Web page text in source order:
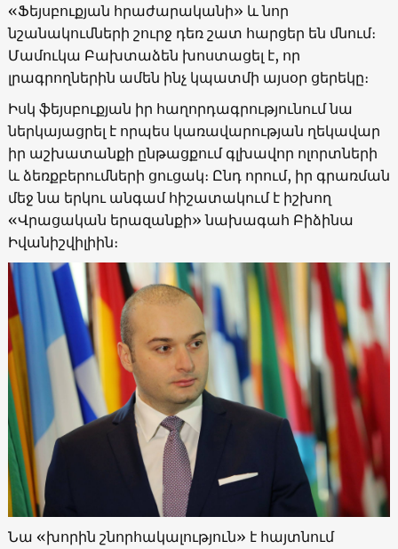
«Ֆեյսբուքյան հրաժարականի» և նոր
նշանակումների շուրջ դեռ շատ հարցեր են մնում։
Մամուկա Բախտաձեն խոստացել է, որ
լրագրողներին ամեն ինչ կպատմի այսօր ցերեկը։
Իսկ ֆեյսբուքյան իր հաղորդագրությունում նա
ներկայացրել է որպես կառավարության ղեկավար
իր աշխատանքի ընթացքում գլխավոր ոլորտների
և ձեռքբերումների ցուցակ։ Ընդ որում, իր գրառման
մեջ նա երկու անգամ հիշատակում է իշխող
«Վրացական երազանքի» նախագահ Բիձինա
Իվանիշվիլիին։
Նա «խորին շնորհակալություն» է հայտնում